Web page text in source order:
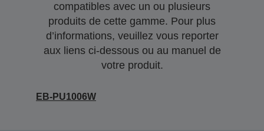
compatibles avec un ou plusieurs
produits de cette gamme. Pour plus
d’informations, veuillez vous reporter
aux liens ci-dessous ou au manuel de
votre produit.
EB-PU1006W